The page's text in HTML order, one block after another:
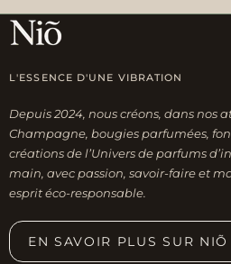
options
choisies
la
page
du
produit
L'ESSENCE D'UNE VIBRATION
Depuis 2024, nous créons, dans nos
Champagne, bougies parfumées,
créations de l’Univers de parfums
main, avec passion, savoir-faire et
esprit éco-responsable.
EN SAVOIR PLUS SUR NIÕ